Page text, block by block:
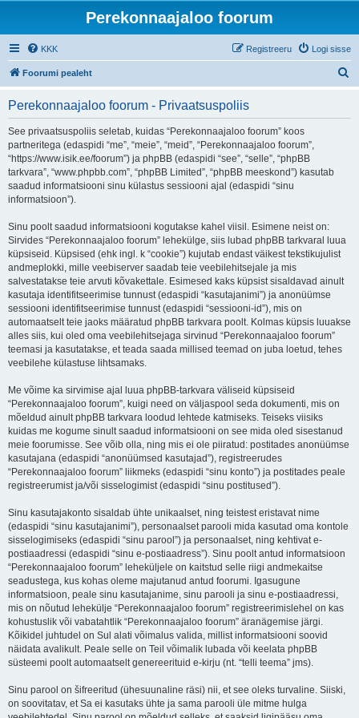
Perekonnaajaloo foorum
KKK Logi sisse
Registreeru
Foorumi pealeht
Perekonnaajaloo foorum - Privaatsuspoliis
See privaatsuspoliis seletab, kuidas “Perekonnaajaloo foorum” koos
partneritega (edaspidi “me”, “meie”, “meid”, “Perekonnaajaloo foorum”,
“https://www.isik.ee/foorum”) ja phpBB (edaspidi “see”, “selle”, “phpBB
tarkvara”, “www.phpbb.com”, “phpBB Limited”, “phpBB meeskond”) kasutab
saadud informatsiooni sinu külastus sessiooni ajal (edaspidi “sinu
informatsioon”).
Sinu poolt saadud informatsiooni kogutakse kahel viisil. Esimene neist on:
Sirvides “Perekonnaajaloo foorum” lehekülge, siis lubad phpBB tarkvaral luua
küpsiseid. Küpsised (ehk ingl. k “cookie”) kujutab endast väikest tekstikujulist
andmeplokki, mille veebiserver saadab teie veebilehitsejale ja mis
salvestatakse teie arvuti kõvakettale. Esimesed kaks küpsist sisaldavad ainult
kasutaja identifitseerimise tunnust (edaspidi “kasutajanimi”) ja anonüümse
sessiooni identifitseerimise tunnust (edaspidi “sessiooni-id”), mis on
automaatselt teie jaoks määratud phpBB tarkvara poolt. Kolmas küpsis luuakse
alles siis, kui oled oma veebilehitsejaga sirvinud “Perekonnaajaloo foorum”
teemasi ja kasutatakse, et teada saada millised teemad on juba loetud, tehes
veebilehe külastuse lihtsamaks.
Me võime ka sirvimise ajal luua phpBB-tarkvara väliseid küpsiseid
“Perekonnaajaloo foorum”, kuigi need on väljaspool seda dokumenti, mis on
mõeldud ainult phpBB tarkvara loodud lehtede katmiseks. Teiseks viisiks
kuidas me kogume sinult saadud informatsiooni on see mida oled sisestanud
meie foorumisse. See võib olla, ning mis ei ole piiratud: postitades anonüümse
kasutajana (edaspidi “anonüümsed kasutajad”), registreerudes
“Perekonnaajaloo foorum” liikmeks (edaspidi “sinu konto”) ja postitades peale
registreerumist ja/või sisselogimist (edaspidi “sinu postitused”).
Sinu kasutajakonto sisaldab ühte unikaalset, ning teistest eristavat nime
(edaspidi “sinu kasutajanimi”), personaalset parooli mida kasutad oma kontole
sisselogimiseks (edaspidi “sinu parool”) ja personaalset, ning kehtivat e-
postiaadressi (edaspidi “sinu e-postiaadress”). Sinu poolt antud informatsioon
“Perekonnaajaloo foorum” leheküljele on kaitstud selle riigi andmekaitse
seadustega, kus kohas oleme majutanud antud foorumi. Igasugune
informatsioon, peale sinu kasutajanime, sinu parooli ja sinu e-postiaadressi,
mis on nõutud lehekülje “Perekonnaajaloo foorum” registreerimislehel on kas
kohustuslik või vabatahtlik “Perekonnaajaloo foorum” äranägemise järgi.
Kõikidel juhtudel on Sul alati võimalus valida, millist informatsiooni soovid
näidata avalikult. Peale selle on Teil võimalik lubada või keelata phpBB
süsteemi poolt automaatselt genereerituid e-kirju (nt. “telli teema” jms).
Sinu parool on šifreeritud (ühesuunaline räsi) nii, et see oleks turvaline. Siiski,
on soovitatav, et Sa ei kasutaks ühte ja sama parooli üle mitme hulga